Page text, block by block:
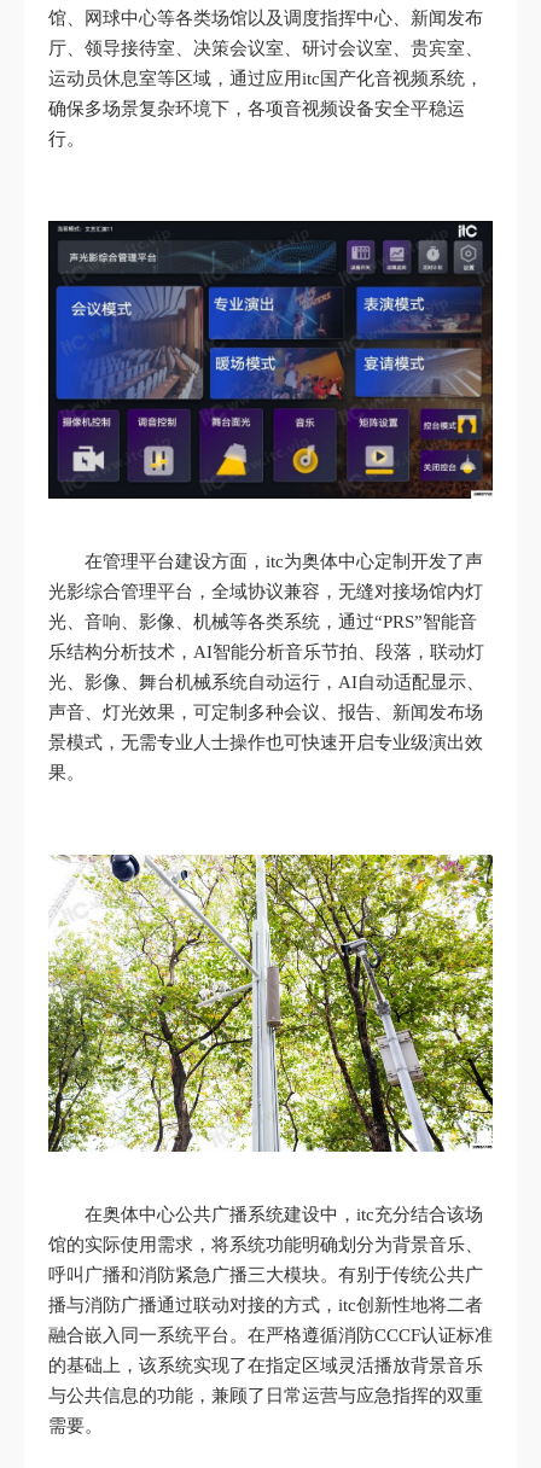
馆、网球中心等各类场馆以及调度指挥中心、新闻发布
厅、领导接待室、决策会议室、研讨会议室、贵宾室、
运动员休息室等区域，通过应用itc国产化音视频系统，
确保多场景复杂环境下，各项音视频设备安全平稳运
行。
在管理平台建设方面，itc为奥体中心定制开发了声
光影综合管理平台，全域协议兼容，无缝对接场馆内灯
光、音响、影像、机械等各类系统，通过“PRS”智能音
乐结构分析技术，AI智能分析音乐节拍、段落，联动灯
光、影像、舞台机械系统自动运行，AI自动适配显示、
声音、灯光效果，可定制多种会议、报告、新闻发布场
景模式，无需专业人士操作也可快速开启专业级演出效
果。
在奥体中心公共广播系统建设中，itc充分结合该场
馆的实际使用需求，将系统功能明确划分为背景音乐、
呼叫广播和消防紧急广播三大模块。有别于传统公共广
播与消防广播通过联动对接的方式，itc创新性地将二者
融合嵌入同一系统平台。在严格遵循消防CCCF认证标准
的基础上，该系统实现了在指定区域灵活播放背景音乐
与公共信息的功能，兼顾了日常运营与应急指挥的双重
需要。